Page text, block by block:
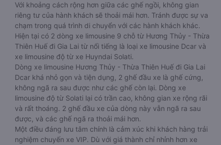
Với khoảng cách rộng hơn giữa các ghế ngồi, không gian
riêng tư của hành khách sẽ thoải mái hơn. Tránh được sự va
chạm trong quá trình di chuyển với các hành khách khác.
Hiện tại có 2 dòng xe limousine 9 chỗ từ Hương Thủy - Thừa
Thiên Huế đi Gia Lai từ nổi tiếng là loại xe limousine Dcar và
xe limousine độ từ xe Huyndai Solati.
Dòng xe limousine Hương Thủy - Thừa Thiên Huế đi Gia Lai
Dcar khá nhỏ gọn và tiện dụng, 2 ghế đầu xe là ghế cứng,
không ngã ra sau được như các ghế còn lại. Dòng xe
limousine độ từ Solati lại có trần cao, không gian xe rộng rãi
và rất thoáng. 2 ghế đầu xe của dòng này vẫn ngã ra sau
được, và các ghế ngã ra thoải mái hơn.
Một điều đáng lưu tâm chính là cảm xúc khi khách hàng trải
nghiệm chuyến xe VIP. Dù với giá thành chỉ nhỉnh hơn xe